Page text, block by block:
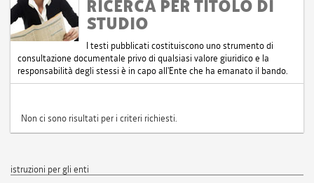
RICERCA PER TITOLO DI
STUDIO
I testi pubblicati costituiscono uno strumento di
consultazione documentale privo di qualsiasi valore giuridico e la
responsabilità degli stessi è in capo all'Ente che ha emanato il bando.
Non ci sono risultati per i criteri richiesti.
istruzioni per gli enti